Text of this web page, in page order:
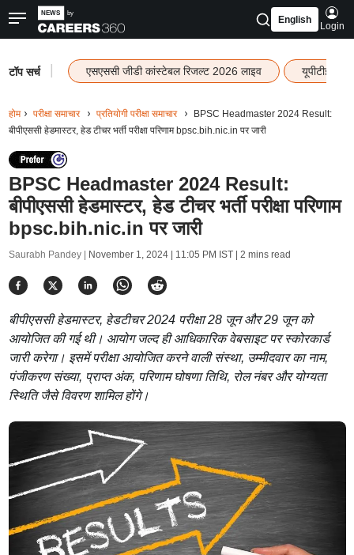
English
Login
टॉप सर्च एसएससी जीडी कांस्टेबल रिजल्ट 2026 लाइव यूपीटीईटी
होम परीक्षा समाचार प्रतियोगी परीक्षा समाचार
BPSC Headmaster 2024 Result:
बीपीएससी हेडमास्टर, हेड टीचर भर्ती परीक्षा परिणाम bpsc.bih.nic.in पर जारी
BPSC Headmaster 2024 Result:
बीपीएससी हेडमास्टर, हेड टीचर भर्ती परीक्षा परिणाम
bpsc.bih.nic.in पर जारी
Saurabh Pandey | November 1, 2024 | 11:05 PM IST| 2 mins read
बीपीएससी हेडमास्टर, हेडटीचर 2024 परीक्षा 28 जून और 29 जून को
आयोजित की गई थी। आयोग जल्द ही आधिकारिक वेबसाइट पर स्कोरकार्ड
जारी करेगा। इसमें परीक्षा आयोजित करने वाली संस्था, उम्मीदवार का नाम,
पंजीकरण संख्या, प्राप्त अंक, परिणाम घोषणा तिथि, रोल नंबर और योग्यता
स्थिति जैसे विवरण शामिल होंगे।